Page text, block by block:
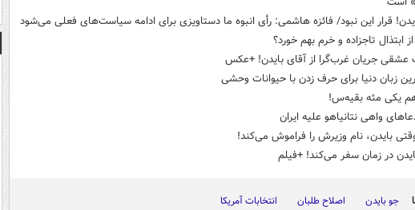
قرار این نبود/ فائزه هاشمی: رأی انبوه ما دستاویزی برای ادامه سیاست‌های فعلی می‌شود
ابتذال تاجزاده و خرم بهم خورد؟
جریان غرب‌گرا از آقای بایدن! +عکس
زبان دنیا برای حرف زدن با حیوانات وحشی‌
یکی مثه بقیه‌س!
واهی نتانیاهو علیه ایران
بایدن، نام وزیرش را فراموش می‌کند!
در زمان سفر می‌کند! +فیلم
جو بایدن اصلاح طلبان انتخابات آمریکا